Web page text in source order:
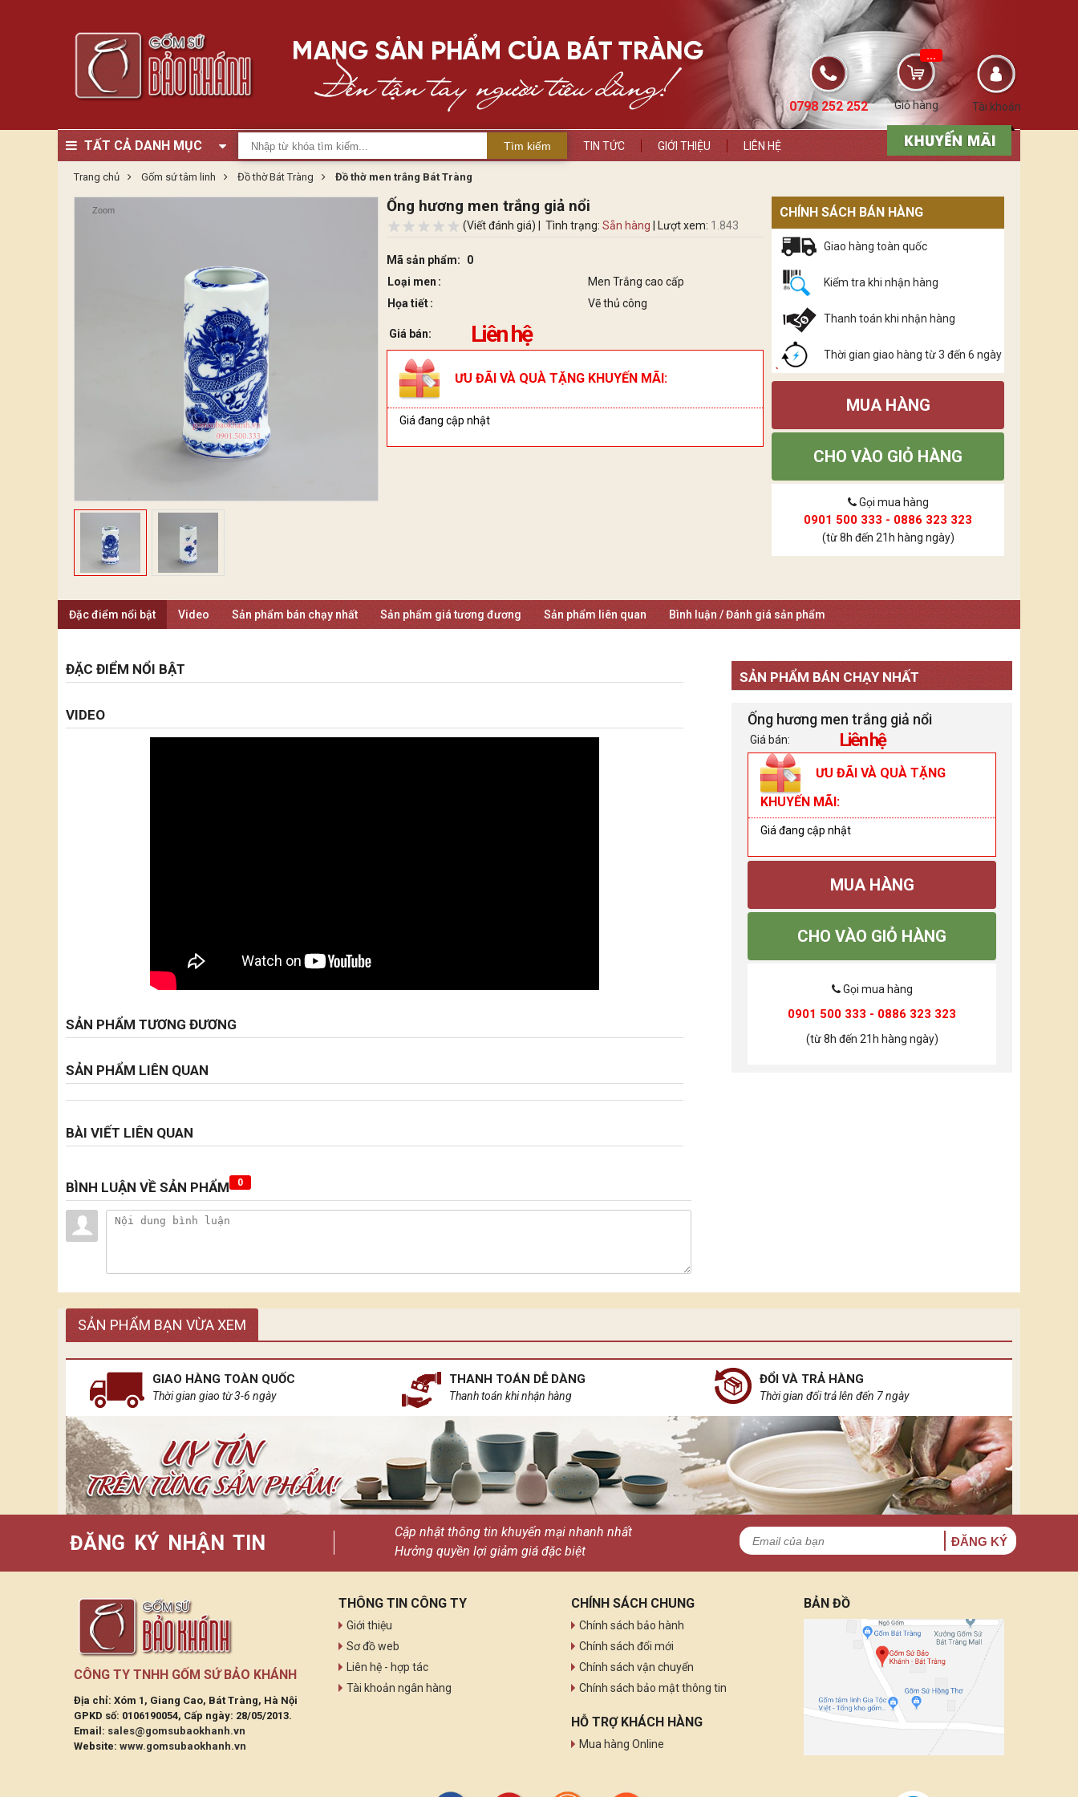
Tài khoản
Giỏ hàng
...
0798 252 252
TẤT CẢ DANH MỤC Tìm kiếm TIN TỨC GIỚI THIỆU LIÊN HỆ
Trang chủ Gốm sứ tâm linh Đồ thờ Bát Tràng Đồ thờ men trắng Bát Tràng
Zoom Ống hương men trắng giả nổi
(Viết đánh giá) | Tình trạng: Sẵn hàng | Lượt xem: 1.843
Mã sản phẩm:
0
Loại men
Men Trắng cao cấp
Họa tiết
Vẽ thủ công
Giá bán: Liên hệ
ƯU ĐÃI VÀ QUÀ TẶNG KHUYẾN MÃI:
Giá đang cập nhật
CHÍNH SÁCH BÁN HÀNG
Giao hàng toàn quốc
Kiểm tra khi nhận hàng
Thanh toán khi nhận hàng
Thời gian giao hàng từ 3 đến 6 ngày
MUA HÀNG
CHO VÀO GIỎ HÀNG
Gọi mua hàng
0901 500 333 - 0886 323 323
(từ 8h đến 21h hàng ngày)
Đặc điểm nổi bật Video Sản phẩm bán chạy nhất Sản phẩm giá tương đương Sản phẩm liên quan Bình luận / Đánh giá sản phẩm
ĐẶC ĐIỂM NỔI BẬT
VIDEO
SẢN PHẨM TƯƠNG ĐƯƠNG
SẢN PHẨM LIÊN QUAN
BÀI VIẾT LIÊN QUAN
SẢN PHẨM BÁN CHẠY NHẤT
Ống hương men trắng giả nổi
Giá bán: Liên hệ
ƯU ĐÃI VÀ QUÀ TẶNG
KHUYẾN MÃI:
Giá đang cập nhật
MUA HÀNG
CHO VÀO GIỎ HÀNG
Gọi mua hàng
0901 500 333 - 0886 323 323
(từ 8h đến 21h hàng ngày)
BÌNH LUẬN VỀ SẢN PHẨM 0
SẢN PHẨM BẠN VỪA XEM
GIAO HÀNG TOÀN QUỐC
Thời gian giao từ 3-6 ngày
THANH TOÁN DỄ DÀNG
Thanh toán khi nhận hàng
ĐỔI VÀ TRẢ HÀNG
Thời gian đổi trả lên đến 7 ngày
ĐĂNG KÝ NHẬN TIN
Cập nhật thông tin khuyến mại nhanh nhất
Hưởng quyền lợi giảm giá đặc biệt
ĐĂNG KÝ
CÔNG TY TNHH GỐM SỨ BẢO KHÁNH
Địa chỉ: Xóm 1, Giang Cao, Bát Tràng, Hà Nội
GPKD số: 0106190054, Cấp ngày: 28/05/2013.
Email: sales@gomsubaokhanh.vn
Website: www.gomsubaokhanh.vn
THÔNG TIN CÔNG TY
Giới thiệu
Sơ đồ web
Liên hệ - hợp tác
Tài khoản ngân hàng
CHÍNH SÁCH CHUNG
Chính sách bảo hành
Chính sách đổi mới
Chính sách vận chuyển
Chính sách bảo mật thông tin
HỖ TRỢ KHÁCH HÀNG
Mua hàng Online
BẢN ĐỒ